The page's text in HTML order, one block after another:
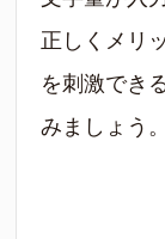
正しくメリ
を刺激でき
みましょう。